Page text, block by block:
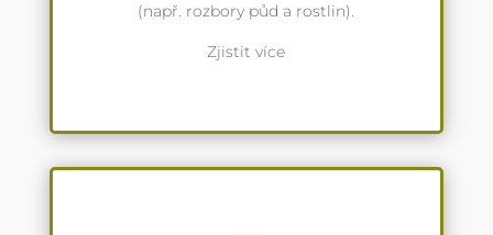
(např. rozbory půd a rostlin).
Zjistit více